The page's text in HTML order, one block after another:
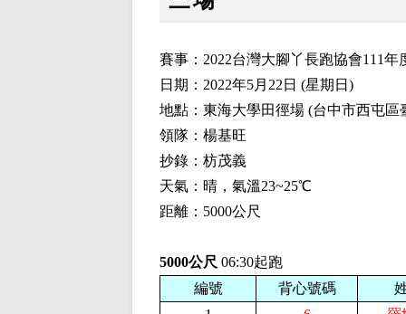
賽事：2022台灣大腳丫長跑協會111年
日期：2022年5月22日 (星期日)
地點：東海大學田徑場 (台中市西屯
領隊：楊基旺
抄錄：枋茂義
天氣：晴，氣溫23~25℃
距離：5000公尺
5000公尺 06:30起跑
編號
背心號碼